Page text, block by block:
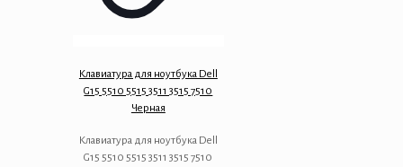
Клавиатура для ноутбука Dell
G15 5510 5515 3511 3515 7510
Черная
Клавиатура для ноутбука Dell
G15 5510 5515 3511 3515 7510